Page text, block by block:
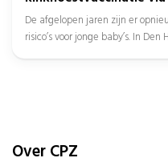
De afgelopen jaren zijn er
risico’s voor jonge baby’s. In
Over CPZ